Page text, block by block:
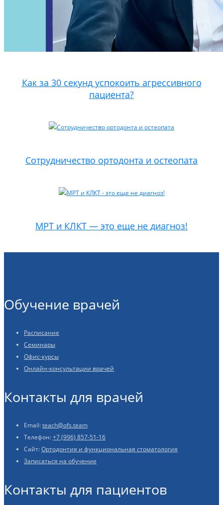
Как за 30 секунд успокоить агрессивного
пациента?
Сотрудничество ортодонта и остеопата
МРТ и КЛКТ — это еще не диагноз!
Обучение врачей
Расписание
Семинары
Офис-курсы
Онлайн-консультации врачей
Контакты для врачей
Email:teach@ofs.team
Телефон:+7 (996) 857-51-16
Сайт:Ортодонтия и функциональная стоматология
Записаться на обучение
Контакты для пациентов